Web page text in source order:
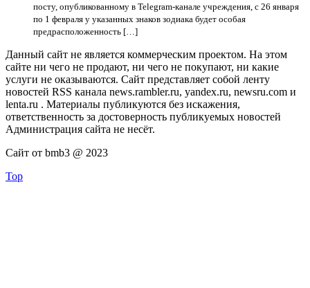
посту, опубликованному в Telegram-канале учреждения, с 26 января
по 1 февраля у указанных знаков зодиака будет особая
предрасположенность […]
Данный сайт не является коммерческим проектом. На этом
сайте ни чего не продают, ни чего не покупают, ни какие
услуги не оказываются. Сайт представляет собой ленту
новостей RSS канала news.rambler.ru, yandex.ru, newsru.com и
lenta.ru . Материалы публикуются без искажения,
ответственность за достоверность публикуемых новостей
Администрация сайта не несёт.
Сайт от bmb3 @ 2023
Top